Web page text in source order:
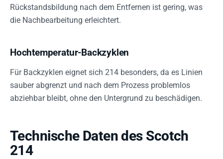
Rückstandsbildung nach dem Entfernen ist gering, was
die Nachbearbeitung erleichtert.
Hochtemperatur-Backzyklen
Für Backzyklen eignet sich 214 besonders, da es Linien
sauber abgrenzt und nach dem Prozess problemlos
abziehbar bleibt, ohne den Untergrund zu beschädigen.
Technische Daten des Scotch
214